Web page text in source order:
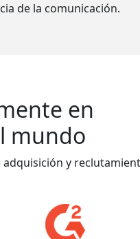
de la comunicación.
en
mundo
adquisición y